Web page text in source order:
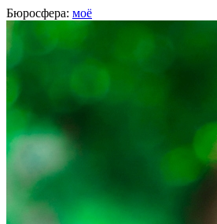
Бюросфера: моё
Светлана Кирпа
О себе
Советы
Дизайн-собака
Фейсбук